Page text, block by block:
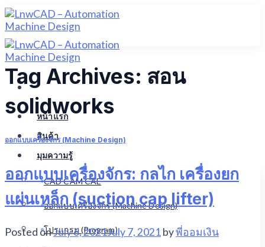
Skip
to
content
หน้าแรก
สินค้า
มุมความรู้
CAD CAM CAE
ออกแบบเครื่องจักร (Machine Design)
โปรแกรม (Program)
Tag Archives: สอน
solidworks
ออกแบบเครื่องจักร (Machine Design)
ออกแบบเครื่องจักร: กลไก เครื่องยก
แผ่นเหล็ก (suction cap lifter)
Posted onJuly 6, 2021July 7, 2021byพี่ออมเงิน